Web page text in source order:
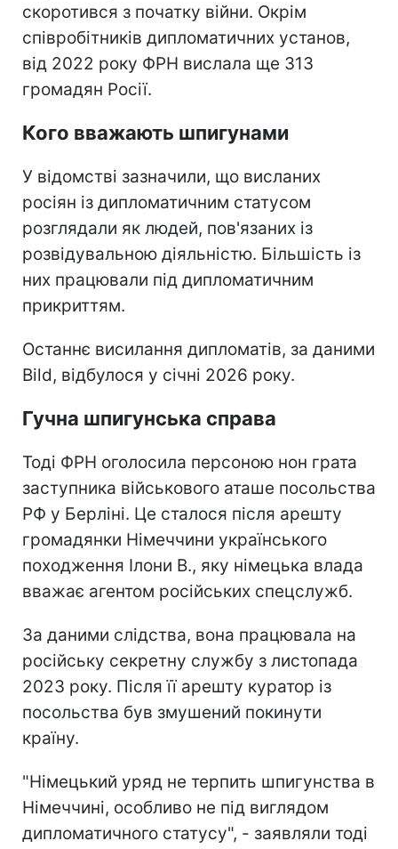
скоротився з початку війни. Окрім
співробітників дипломатичних установ,
від 2022 року ФРН вислала ще 313
громадян Росії.
Кого вважають шпигунами
У відомстві зазначили, що висланих
росіян із дипломатичним статусом
розглядали як людей, пов'язаних із
розвідувальною діяльністю. Більшість із
них працювали під дипломатичним
прикриттям.
Останнє висилання дипломатів, за даними
Bild, відбулося у січні 2026 року.
Гучна шпигунська справа
Тоді ФРН оголосила персоною нон грата
заступника військового аташе посольства
РФ у Берліні. Це сталося після арешту
громадянки Німеччини українського
походження Ілони В., яку німецька влада
вважає агентом російських спецслужб.
За даними слідства, вона працювала на
російську секретну службу з листопада
2023 року. Після її арешту куратор із
посольства був змушений покинути
країну.
"Німецький уряд не терпить шпигунства в
Німеччині, особливо не під виглядом
дипломатичного статусу", - заявляли тоді